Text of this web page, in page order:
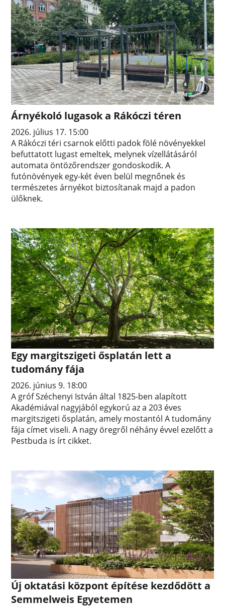
Árnyékoló lugasok a Rákóczi téren
2026. július 17. 15:00
A Rákóczi téri csarnok előtti padok fölé növényekkel
befuttatott lugast emeltek, melynek vízellátásáról
automata öntözőrendszer gondoskodik. A
futónövények egy-két éven belül megnőnek és
természetes árnyékot biztosítanak majd a padon
ülőknek.
Egy margitszigeti ősplatán lett a
tudomány fája
2026. június 9. 18:00
A gróf Széchenyi István által 1825-ben alapított
Akadémiával nagyjából egykorú az a 203 éves
margitszigeti ősplatán, amely mostantól A tudomány
fája címet viseli. A nagy öregről néhány évvel ezelőtt a
Pestbuda is írt cikket.
Új oktatási központ építése kezdődött a
Semmelweis Egyetemen